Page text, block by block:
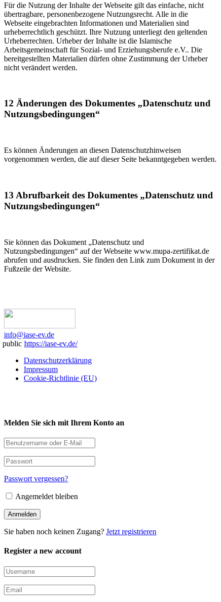
Für die Nutzung der Inhalte der Webseite gilt das einfache, nicht
übertragbare, personenbezogene Nutzungsrecht. Alle in die
Webseite eingebrachten Informationen und Materialien sind
urheberrechtlich geschützt. Ihre Nutzung unterliegt den geltenden
Urheberrechten. Urheber der Inhalte ist die Islamische
Arbeitsgemeinschaft für Sozial- und Erziehungsberufe e.V.. Die
bereitgestellten Materialien dürfen ohne Zustimmung der Urheber
nicht verändert werden.
12 Änderungen des Dokumentes „Datenschutz und
Nutzungsbedingungen“
Es können Änderungen an diesen Datenschutzhinweisen
vorgenommen werden, die auf dieser Seite bekanntgegeben werden.
13 Abrufbarkeit des Dokumentes „Datenschutz und
Nutzungsbedingungen“
Sie können das Dokument „Datenschutz und
Nutzungsbedingungen“ auf der Webseite www.mupa-zertifikat.de
abrufen und ausdrucken. Sie finden den Link zum Dokument in der
Fußzeile der Website.
info@iase-ev.de
public https://iase-ev.de/
Datenschutzerklärung
Impressum
Cookie-Richtlinie (EU)
Melden Sie sich mit Ihrem Konto an
Passwort vergessen?
Angemeldet bleiben
Sie haben noch keinen Zugang? Jetzt registrieren
Register a new account